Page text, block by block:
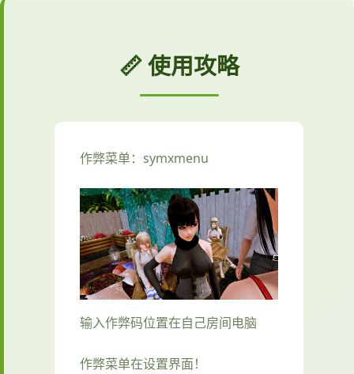
📏 使用攻略
作弊菜单：symxmenu
输入作弊码位置在自己房间电脑
作弊菜单在设置界面！